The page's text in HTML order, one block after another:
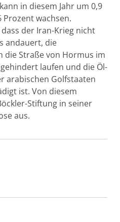
in diesem Jahr um 0,9
Prozent wachsen.
der Iran-Krieg nicht
andauert, die
die Straße von Hormus im
laufen und die Öl-
arabischen Golfstaaten
ist. Von diesem
Stiftung in seiner
aus.